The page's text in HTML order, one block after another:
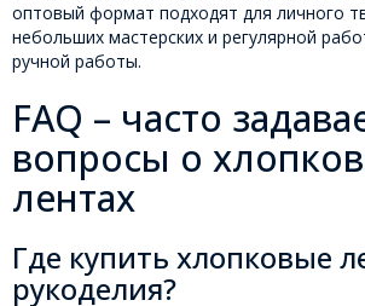
оптовый формат подходят для личного
небольших мастерских и регулярной
ручной работы.
FAQ – часто
вопросы о
лентах
Где купить хлопковые
рукоделия?